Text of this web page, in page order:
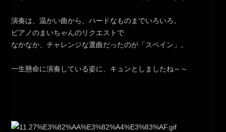
演奏は、温かい曲から、ハードなものまでいろいろ。
ピアノのまいちゃんのリクエストで
なかなか、チャレンジな選曲だったのが「スペイン」。
一生懸命に演奏している姿に、キュンとしましたね～～